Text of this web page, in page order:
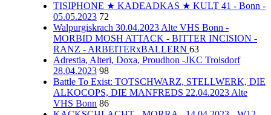
TISIPHONE ★ KADEADKAS ★ KULT 41 - Bonn -
05.05.2023 72
Walpurgiskrach 30.04.2023 Alte VHS Bonn -
MORBID MOSH ATTACK - BITTER INCISION -
RANZ - ARBEITERxBALLERN 63
Adrestia, Alteri, Doxa, Proudhon -JKC Troisdorf
28.04.2023 98
Battle To Exist: TOTSCHWARZ, STELLWERK, DIE
ALKOCOPS, DIE MANFREDS 22.04.2023 Alte
VHS Bonn 86